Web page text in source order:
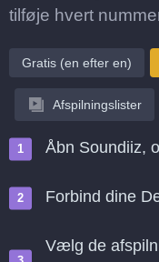
tilføje hvert
Gratis (en efter en)
Afspilningslister
Åbn Soundiiz,
Forbind dine
Vælg de